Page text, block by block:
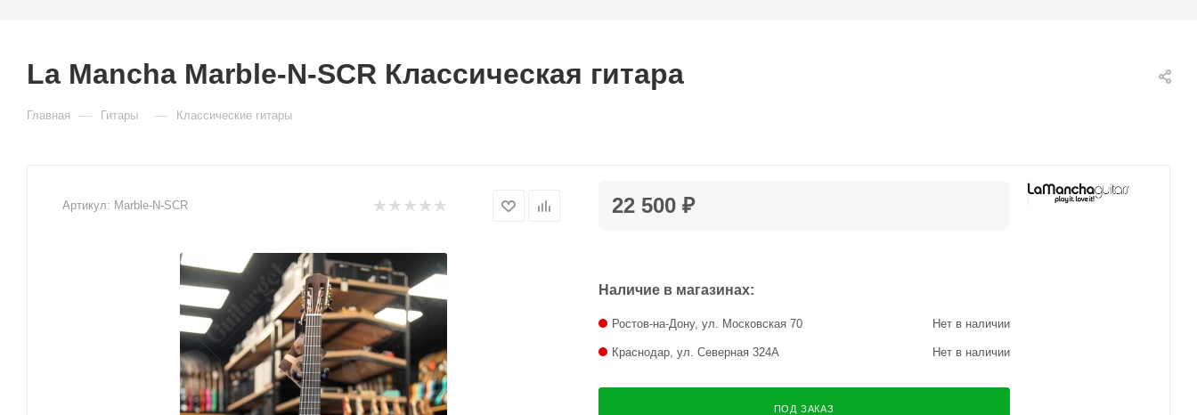
La Mancha Marble-N-SCR Классическая гитара
Главная — Гитары — Классические гитары
Артикул: Marble-N-SCR 22 500 ₽
Наличие в магазинах:
Краснодар, ул. Северная 324А Нет в наличии
Ростов-на-Дону, ул. Московская 70 Нет в наличии
ПОД ЗАКАЗ